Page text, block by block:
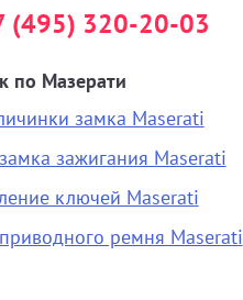
(495) 320-20-03
по Мазерати
замка Maserati
зажигания Maserati
ключей Maserati
ремня Maserati